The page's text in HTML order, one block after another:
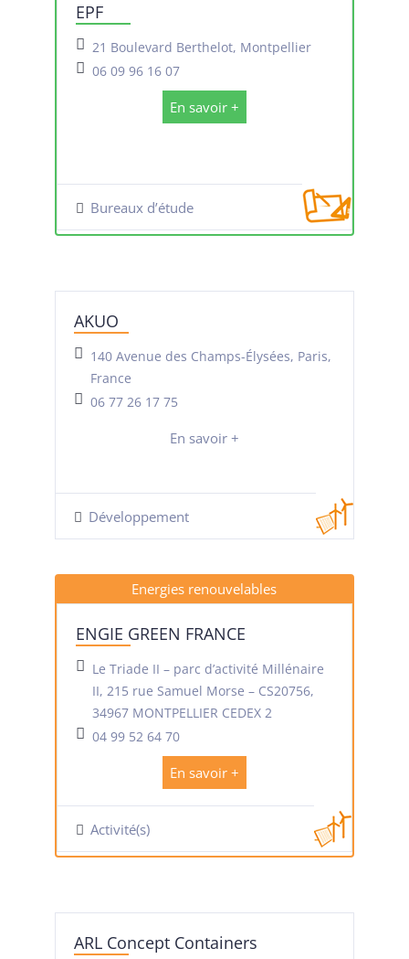
EPF
21 Boulevard Berthelot, Montpellier
06 09 96 16 07
En savoir +
Bureaux d’étude
AKUO
140 Avenue des Champs-Élysées, Paris,
France
06 77 26 17 75
En savoir +
Développement
Energies renouvelables
ENGIE GREEN FRANCE
Le Triade II – parc d’activité Millénaire
II, 215 rue Samuel Morse – CS20756,
34967 MONTPELLIER CEDEX 2
04 99 52 64 70
En savoir +
Activité(s)
ARL Concept Containers